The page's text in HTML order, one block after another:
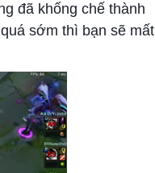
đã khống chế thành
sớm thì bạn sẽ mất